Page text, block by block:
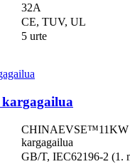
32A
CE, TUV, UL
5 urte
CHINAEVSE™️11KW
kargagailua
GB/T, IEC62196-2 (1.